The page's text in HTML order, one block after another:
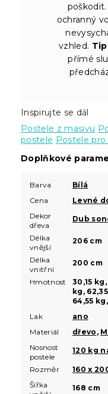
ochranný
vzhled.
přímé
Inspirujte se dál
Postele z masivu
postele Postele pro
Doplňkové
Barva
Bílá
Cena
Levné
Dekor
dřeva
Dub
Délka
vnější
206 cm
Délka
vnitřní
200 cm
Hmotnost
30,15
kg,
64,55
Lak
ano
Materiál
dřevo ,
Nosnost
postele
120 kg
Rozměr
160 x
Šířka
168 cm